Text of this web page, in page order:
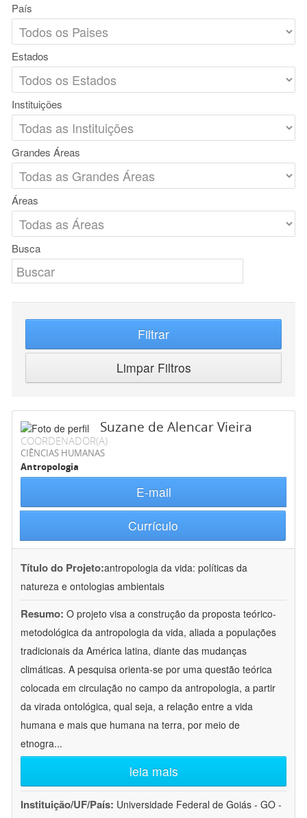
País
Estados
Instituições
Grandes Áreas
Áreas
Busca
Filtrar
Limpar Filtros
Suzane de Alencar Vieira
COORDENADOR(A)
CIÊNCIAS HUMANAS
Antropologia
E-mail
Currículo
Título do Projeto:antropologia da vida: políticas da
natureza e ontologias ambientais
Resumo: O projeto visa a construção da proposta teórico-
metodológica da antropologia da vida, aliada a populações
tradicionais da América latina, diante das mudanças
climáticas. A pesquisa orienta-se por uma questão teórica
colocada em circulação no campo da antropologia, a partir
da virada ontológica, qual seja, a relação entre a vida
humana e mais que humana na terra, por meio de
etnogra...
leia mais
Instituição/UF/País: Universidade Federal de Goiás - GO -